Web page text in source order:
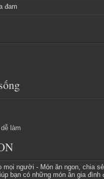
đam
làm
mọi người - Món ăn ngon, chia
bạn có những món ăn gia đình